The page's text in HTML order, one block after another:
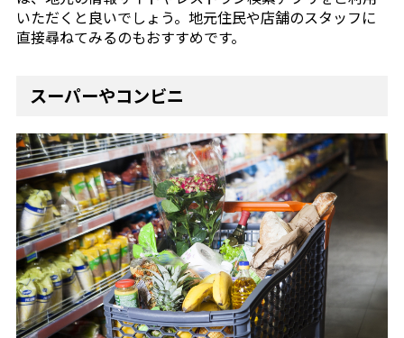
いただくと良いでしょう。地元住民や店舗のスタッフに
直接尋ねてみるのもおすすめです。
スーパーやコンビニ